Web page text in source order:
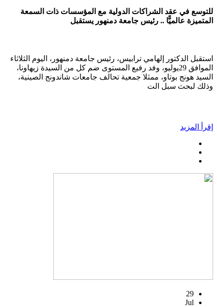
للتوسع في عقد الشراكات الدولية مع المؤسسات ذات السمعة
المتميزة عالميًّا .. رئيس جامعة دمنهور يستقبل
استقبل الدكتور إلهامي ترابيس، رئيس جامعة دمنهور، اليوم الثلاثاء
الموافق 29يوليو، وفد رفيع المستوى ضم كل من السيدة زيهاونا،
السيد هونج بوتاو، ممثلا جمعية تحالف جامعات شاندونج الصينية،
وذلك لبحث سبل الت
إقرأ المزيد
29
Jul